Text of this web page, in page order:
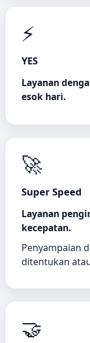
⚡
YES
Layanan
esok hari.
🚀
Super Speed
Layanan
kecepatan.
Penyampaian
ditentukan
🤝